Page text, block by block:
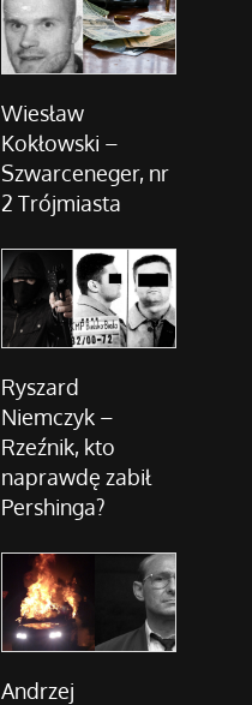
Wiesław
Kokłowski –
Szwarceneger, nr
2 Trójmiasta
Ryszard
Niemczyk –
Rzeźnik, kto
naprawdę zabił
Pershinga?
Andrzej